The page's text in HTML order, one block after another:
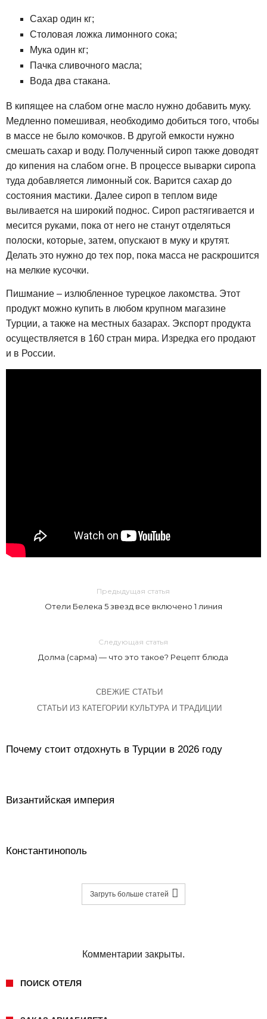
Сахар один кг;
Столовая ложка лимонного сока;
Мука один кг;
Пачка сливочного масла;
Вода два стакана.
В кипящее на слабом огне масло нужно добавить муку.
Медленно помешивая, необходимо добиться того, чтобы
в массе не было комочков. В другой емкости нужно
смешать сахар и воду. Полученный сироп также доводят
до кипения на слабом огне. В процессе выварки сиропа
туда добавляется лимонный сок. Варится сахар до
состояния мастики. Далее сироп в теплом виде
выливается на широкий поднос. Сироп растягивается и
месится руками, пока от него не станут отделяться
полоски, которые, затем, опускают в муку и крутят.
Делать это нужно до тех пор, пока масса не раскрошится
на мелкие кусочки.
Пишмание – излюбленное турецкое лакомства. Этот
продукт можно купить в любом крупном магазине
Турции, а также на местных базарах. Экспорт продукта
осуществляется в 160 стран мира. Изредка его продают
и в России.
Предыдущая статья
Отели Белека 5 звезд все включено 1 линия
Следующая статья
Долма (сарма) — что это такое? Рецепт блюда
СВЕЖИЕ СТАТЬИ
СТАТЬИ ИЗ КАТЕГОРИИ КУЛЬТУРА И ТРАДИЦИИ
Почему стоит отдохнуть в Турции в 2026 году
Византийская империя
Константинополь
Загруть больше статей
Комментарии закрыты.
ПОИСК ОТЕЛЯ